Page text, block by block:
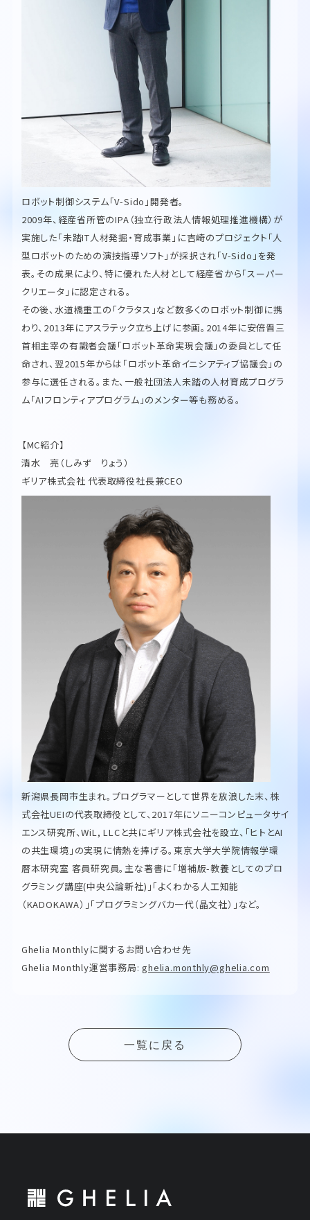
ロボット制御システム「V-Sido」開発者。
2009年、経産省所管のIPA（独立行政法人情報処理推進機構）が
実施した「未踏IT人材発掘・育成事業」に吉崎のプロジェクト「人
型ロボットのための演技指導ソフト」が採択され「V-Sido」を発
表。その成果により、特に優れた人材として経産省から「スーパー
クリエータ」に認定される。
その後、水道橋重工の「クラタス」など数多くのロボット制御に携
わり、2013年にアスラテック立ち上げに参画。2014年に安倍晋三
首相主宰の有識者会議「ロボット革命実現会議」の委員として任
命され、翌2015年からは「ロボット革命イニシアティブ協議会」の
参与に選任される。また、一般社団法人未踏の人材育成プログラ
ム「AIフロンティアプログラム」のメンター等も務める。
【MC紹介】
清水 亮（しみず りょう）
ギリア株式会社 代表取締役社長兼CEO
新潟県長岡市生まれ。プログラマーとして世界を放浪した末、株
式会社UEIの代表取締役として、2017年にソニーコンピュータサイ
エンス研究所、WiL, LLCと共にギリア株式会社を設立、「ヒトとAI
の共生環境」の実現に情熱を捧げる。東京大学大学院情報学環
暦本研究室 客員研究員。主な著書に「増補版-教養としてのプロ
グラミング講座(中央公論新社)」「よくわかる人工知能
（KADOKAWA）」「プログラミングバカ一代（晶文社）」など。
Ghelia Monthlyに関するお問い合わせ先
Ghelia Monthly運営事務局:ghelia.monthly@ghelia.com
一覧に戻る